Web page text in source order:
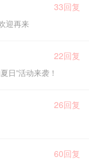
33回复
迎再来
22回复
日”活动来袭！
26回复
60回复